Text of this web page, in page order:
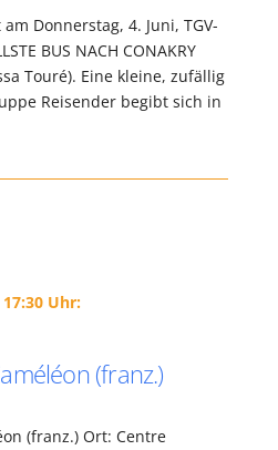
Donnerstag, 4. Juni, TGV-
BUS NACH CONAKRY
Touré). Eine kleine, zufällig
Reisender begibt sich in
Uhr:
(franz.)
(franz.) Ort: Centre